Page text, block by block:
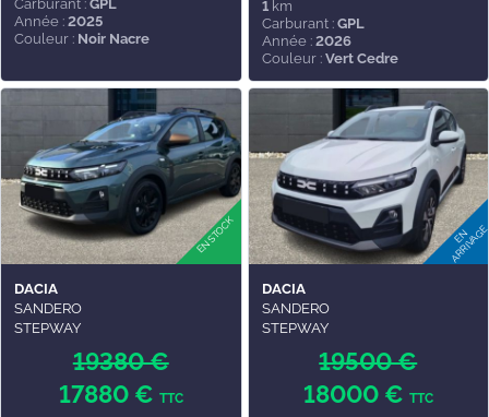
Carburant : GPL
Année : 2025
Couleur : Noir Nacre
1km
Carburant : GPL
Année : 2026
Couleur : Vert Cedre
DACIA
SANDERO
STEPWAY
19380 €
17880 € TTC
DACIA
SANDERO
STEPWAY
19500 €
18000 € TTC